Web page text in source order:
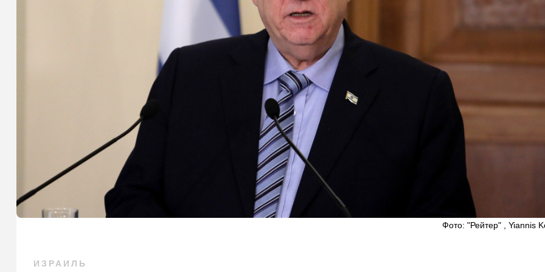
Фото: "Рейтер" , Yiannis
ИЗРАИЛЬ